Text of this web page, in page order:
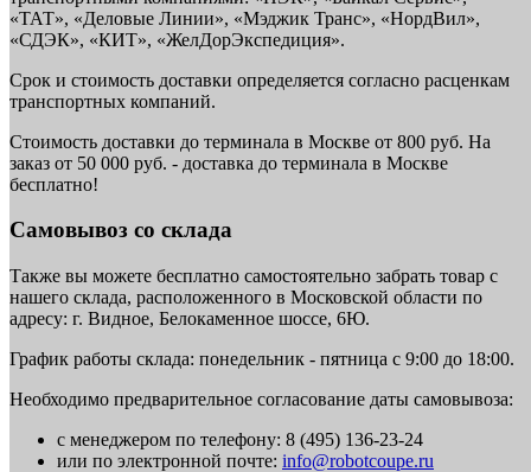
«ТАТ», «Деловые Линии», «Мэджик Транс», «НордВил»,
«СДЭК», «КИТ», «ЖелДорЭкспедиция».
Срок и стоимость доставки определяется согласно расценкам
транспортных компаний.
Стоимость доставки до терминала в Москве от 800 руб. На
заказ от 50 000 руб. - доставка до терминала в Москве
бесплатно!
Самовывоз со склада
Также вы можете бесплатно самостоятельно забрать товар с
нашего склада, расположенного в Московской области по
адресу: г. Видное, Белокаменное шоссе, 6Ю.
График работы склада: понедельник - пятница с 9:00 до 18:00.
Необходимо предварительное согласование даты самовывоза:
с менеджером по телефону: 8 (495) 136-23-24
или по электронной почте: info@robotcoupe.ru